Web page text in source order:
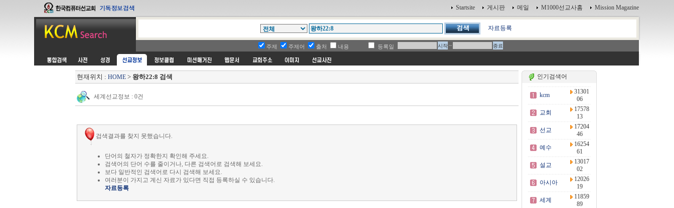
Startsite 게시판 메일 M1000선교사홈 Mission Magazine
자료등록
주제 주제어 출처 내용 등록일 ~
현재위치 : HOME> 왕하22:8 검색
세계선교정보 : 0건
검색결과를 찾지 못했습니다.
단어의 철자가 정확한지 확인해 주세요.
검색어의 단어 수를 줄이거나, 다른 검색어로 검색해 보세요.
보다 일반적인 검색어로 다시 검색해 보세요.
여러분이 가지고 계신 자료가 있다면 직접 등록하실 수 있습니다.
자료등록
인기검색어
kcm
31301
06
교회
17578
13
선교
17204
46
예수
16254
61
설교
13017
02
아시아
12026
19
세계
11859
89